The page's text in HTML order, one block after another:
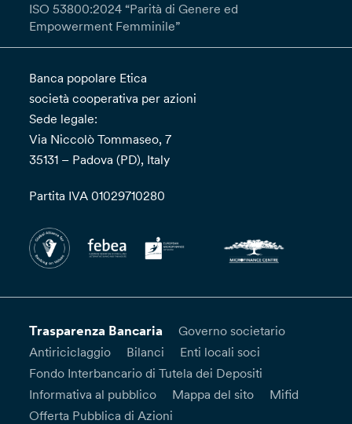
ISO 53800:2024 “Parità di Genere ed
Empowerment Femminile”
Banca popolare Etica
società cooperativa per azioni
Sede legale:
Via Niccolò Tommaseo, 7
35131 – Padova (PD), Italy
Partita IVA 01029710280
Trasparenza Bancaria
Governo societario
Antiriciclaggio
Bilanci
Enti locali soci
Fondo Interbancario di Tutela dei Depositi
Informativa al pubblico
Mappa del sito
Mifid
Offerta Pubblica di Azioni